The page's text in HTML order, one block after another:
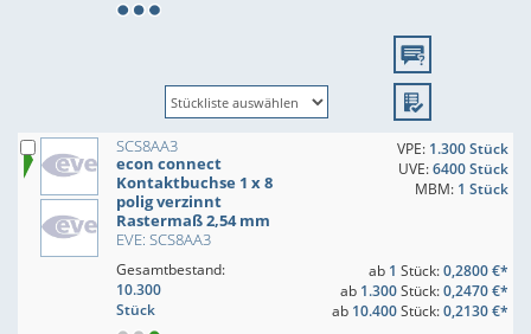
SCS8AA3
econ connect
Kontaktbuchse 1 x 8
polig verzinnt
Rastermaß 2,54 mm
EVE: SCS8AA3
VPE: 1.300 Stück
UVE:6400 Stück
MBM: 1 Stück
Gesamtbestand:
10.300
Stück
ab 1 Stück:0,2800 €*
ab 1.300Stück:0,2470 €*
ab 10.400Stück:0,2130 €*